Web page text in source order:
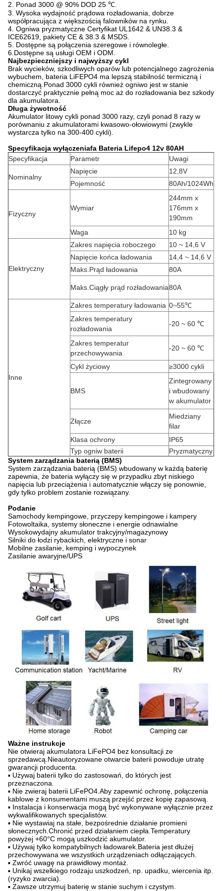
2. Ponad 3000 @ 90% DOD 25 ℃.
3. Wysoka wydajność prądowa rozładowania, dobrze
współpracująca z większością falowników na rynku.
4. Ogniwa pryzmatyczne Certyfikat UL1642 & UN38.3 &
ICE62619, pakiety CE & 38.3 & MSDS.
5. Dostępne są połączenia szeregowe i równoległe.
6 .Dostępne są usługi OEM i ODM.
Najbezpieczniejszy i najwyższy cykl
Brak wycieków, szkodliwych oparów lub potencjalnego zagrożenia
wybuchem, bateria LiFEPO4 ma lepszą stabilność termiczną i
chemiczną.Ponad 3000 cykli również ogniwo jest w stanie
dostarczyć praktycznie pełną moc aż do rozładowania bez szkody
dla akumulatora.
Długa żywotność
Akumulator litowy cykli ponad 3000 razy, czyli ponad 8 razy w
porównaniu z akumulatorami kwasowo-ołowiowymi (zwykle
wystarcza tylko na 300-400 cykli).
Specyfikacja wyłączeniafa Bateria Lifepo4 12v 80AH
Specyfikacja
Parametr Uwagi
Nominalny
Napięcie
12,8V
Pojemność
80Ah/1024Wh
Fizyczny
Wymiar
244mm x
176mm x
190mm
Waga
10 kg
Elektryczny
Zakres napięcia roboczego
10 ~ 14,6 V
Napięcie końca ładowania
14,4 ~ 14,6 V
Maks.Prąd ładowania
80A
Maks.Ciągły prąd rozładowania80A
Inne
Zakres temperatury ładowania 0~55℃
Zakres temperatury
rozładowania
-20 ~ 60 ℃
Zakres temperatur
przechowywania
-20 ~ 60 ℃
Cykl życiowy ≥3000 cykli
BMS
Zintegrowany
i wbudowany
w akumulator
Złącze
Miedziany
filar
Klasa ochrony
IP65
Typ ogniw baterii
Pryzmatyczny
System zarządzania baterią (BMS)
System zarządzania baterią (BMS) wbudowany w każdą baterię
zapewnia, że ​​bateria wyłączy się w przypadku zbyt niskiego
napięcia lub przeciążenia i automatycznie włączy się ponownie,
gdy tylko problem zostanie rozwiązany.
Podanie
Samochody kempingowe, przyczepy kempingowe i kampery
Fotowoltaika, systemy słoneczne i energie odnawialne
Wysokowydajny akumulator trakcyjny/magazynowy
Silniki do łodzi rybackich, elektryczne i sonar
Mobilne zasilanie, kemping i wypoczynek
Zasilanie awaryjne/UPS
Ważne instrukcje
Nie otwieraj akumulatora LiFePO4 bez konsultacji ze
sprzedawcą.Nieautoryzowane otwarcie baterii powoduje utratę
gwarancji producenta.
▪ Używaj baterii tylko do zastosowań, do których jest
przeznaczona.
▪ Nie zwieraj baterii LiFePO4.Aby zapewnić ochronę, połączenia
kablowe z konsumentami muszą przejść przez kopię zapasową.
▪ Instalacja i konserwacja mogą być wykonywane wyłącznie przez
wykwalifikowanych specjalistów.
▪ Nie wystawiaj na stałe, bezpośrednie działanie promieni
słonecznych.Chronić przed działaniem ciepła.Temperatury
powyżej +60°C mogą uszkodzić akumulator.
▪ Używaj tylko kompatybilnych ładowarek.Bateria jest dłużej
przechowywana we wszystkich urządzeniach odłączających.
▪ Zwróć uwagę na prawidłowy montaż.
▪ Unikaj wszelkiego rodzaju uszkodzeń, np. upadku, wiercenia itp.
(ryzyko zwarcia).
▪ Zawsze utrzymuj baterię w stanie suchym i czystym.